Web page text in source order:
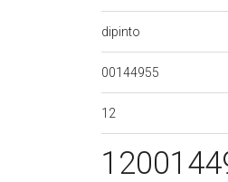
dipinto
00144955
12